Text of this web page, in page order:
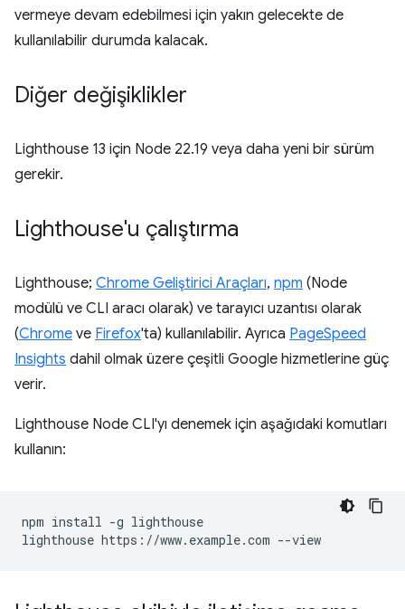
vermeye devam edebilmesi için yakın gelecekte de
kullanılabilir durumda kalacak.
Diğer değişiklikler
Lighthouse 13 için Node 22.19 veya daha yeni bir sürüm
gerekir.
Lighthouse'u çalıştırma
Lighthouse; Chrome Geliştirici Araçları, npm (Node
modülü ve CLI aracı olarak) ve tarayıcı uzantısı olarak
(Chrome ve Firefox'ta) kullanılabilir. Ayrıca PageSpeed
Insights dahil olmak üzere çeşitli Google hizmetlerine güç
verir.
Lighthouse Node CLI'yı denemek için aşağıdaki komutları
kullanın:
npm install -g lighthouse